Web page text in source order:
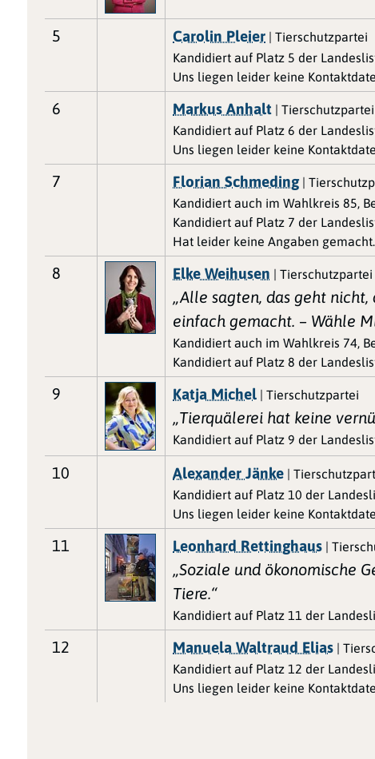
5 Carolin Pleier | Tierschutzpartei
Kandidiert auf Platz 5 der
Uns liegen leider keine
6 Markus Anhalt | Tierschutzpartei
Kandidiert auf Platz 6 der
Uns liegen leider keine
7 Florian Schmeding|
Kandidiert auch im Wahlkreis 85,
Kandidiert auf Platz 7 der
Hat leider keine Angaben gemacht.
8 Elke Weihusen | Tierschutzpartei
„Alle sagten, das geht
einfach gemacht. – Wähle
Kandidiert auch im Wahlkreis 74,
Kandidiert auf Platz 8 der
9 Katja Michel | Tierschutzpartei
„Tierquälerei hat keine
Kandidiert auf Platz 9 der
10 Alexander Jänke |
Kandidiert auf Platz 10 der
Uns liegen leider keine
11 Leonhard Rettinghaus |
„Soziale und ökonomische
Tiere.“
Kandidiert auf Platz 11 der
12 Manuela Waltraud Elias |
Kandidiert auf Platz 12 der
Uns liegen leider keine